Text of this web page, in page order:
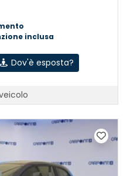
inclusa
Dov'è esposta?